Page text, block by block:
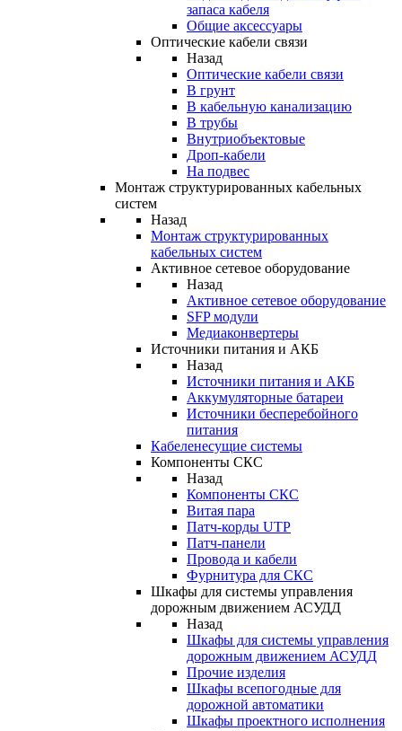
запаса кабеля
Общие аксессуары
Оптические кабели связи
Назад
Оптические кабели связи
В грунт
В кабельную канализацию
В трубы
Внутриобъектовые
Дроп-кабели
На подвес
Монтаж структурированных кабельных
систем
Назад
Монтаж структурированных
кабельных систем
Активное сетевое оборудование
Назад
Активное сетевое оборудование
SFP модули
Медиаконвертеры
Источники питания и АКБ
Назад
Источники питания и АКБ
Аккумуляторные батареи
Источники бесперебойного
питания
Кабеленесущие системы
Компоненты СКС
Назад
Компоненты СКС
Витая пара
Патч-корды UTP
Патч-панели
Провода и кабели
Фурнитура для СКС
Шкафы для системы управления
дорожным движением АСУДД
Назад
Шкафы для системы управления
дорожным движением АСУДД
Прочие изделия
Шкафы всепогодные для
дорожной автоматики
Шкафы проектного исполнения